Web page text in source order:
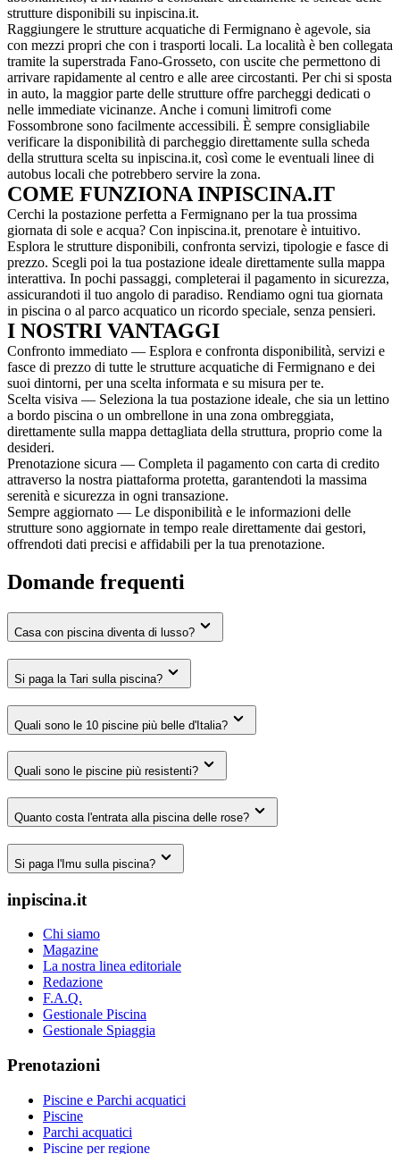
strutture disponibili su inpiscina.it.
Raggiungere le strutture acquatiche di Fermignano è agevole, sia
con mezzi propri che con i trasporti locali. La località è ben collegata
tramite la superstrada Fano-Grosseto, con uscite che permettono di
arrivare rapidamente al centro e alle aree circostanti. Per chi si sposta
in auto, la maggior parte delle strutture offre parcheggi dedicati o
nelle immediate vicinanze. Anche i comuni limitrofi come
Fossombrone sono facilmente accessibili. È sempre consigliabile
verificare la disponibilità di parcheggio direttamente sulla scheda
della struttura scelta su inpiscina.it, così come le eventuali linee di
autobus locali che potrebbero servire la zona.
COME FUNZIONA INPISCINA.IT
Cerchi la postazione perfetta a Fermignano per la tua prossima
giornata di sole e acqua? Con inpiscina.it, prenotare è intuitivo.
Esplora le strutture disponibili, confronta servizi, tipologie e fasce di
prezzo. Scegli poi la tua postazione ideale direttamente sulla mappa
interattiva. In pochi passaggi, completerai il pagamento in sicurezza,
assicurandoti il tuo angolo di paradiso. Rendiamo ogni tua giornata
in piscina o al parco acquatico un ricordo speciale, senza pensieri.
I NOSTRI VANTAGGI
Confronto immediato — Esplora e confronta disponibilità, servizi e
fasce di prezzo di tutte le strutture acquatiche di Fermignano e dei
suoi dintorni, per una scelta informata e su misura per te.
Scelta visiva — Seleziona la tua postazione ideale, che sia un lettino
a bordo piscina o un ombrellone in una zona ombreggiata,
direttamente sulla mappa dettagliata della struttura, proprio come la
desideri.
Prenotazione sicura — Completa il pagamento con carta di credito
attraverso la nostra piattaforma protetta, garantendoti la massima
serenità e sicurezza in ogni transazione.
Sempre aggiornato — Le disponibilità e le informazioni delle
strutture sono aggiornate in tempo reale direttamente dai gestori,
offrendoti dati precisi e affidabili per la tua prenotazione.
Domande frequenti
Casa con piscina diventa di lusso?
Si paga la Tari sulla piscina?
Quali sono le 10 piscine più belle d'Italia?
Quali sono le piscine più resistenti?
Quanto costa l'entrata alla piscina delle rose?
Si paga l'Imu sulla piscina?
inpiscina.it
Chi siamo
Magazine
La nostra linea editoriale
Redazione
F.A.Q.
Gestionale Piscina
Gestionale Spiaggia
Prenotazioni
Piscine e Parchi acquatici
Piscine
Parchi acquatici
Piscine per regione